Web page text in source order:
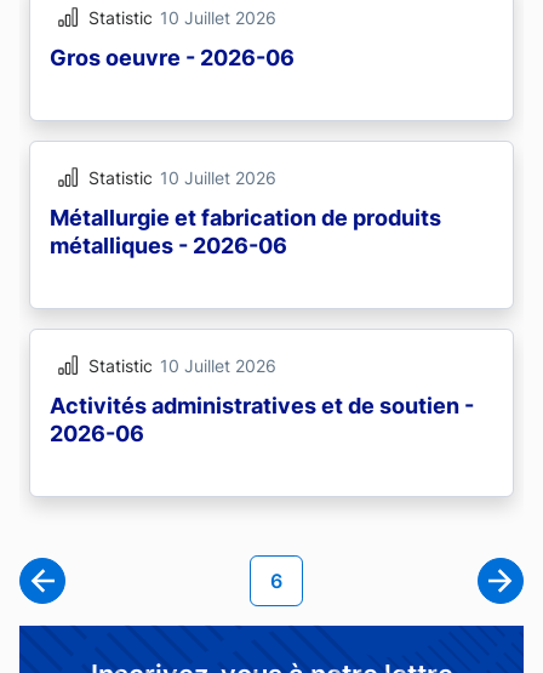
Statistic 10 Juillet 2026
Gros oeuvre - 2026-06
Statistic 10 Juillet 2026
Métallurgie et fabrication de produits
métalliques - 2026-06
Statistic 10 Juillet 2026
Activités administratives et de soutien -
2026-06
Page courante
6